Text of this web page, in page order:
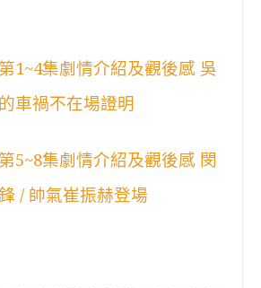
1~4集劇情介紹及觀後感 吳
車禍不在場證明
5~8集劇情介紹及觀後感 閔
/ 帥氣崔振赫登場